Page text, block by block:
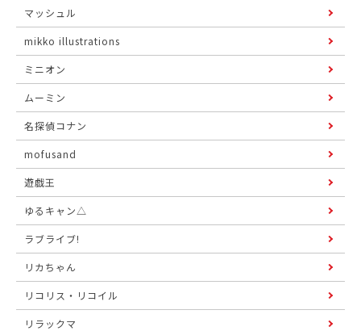
マッシュル
mikko illustrations
ミニオン
ムーミン
名探偵コナン
mofusand
遊戯王
ゆるキャン△
ラブライブ!
リカちゃん
リコリス・リコイル
リラックマ